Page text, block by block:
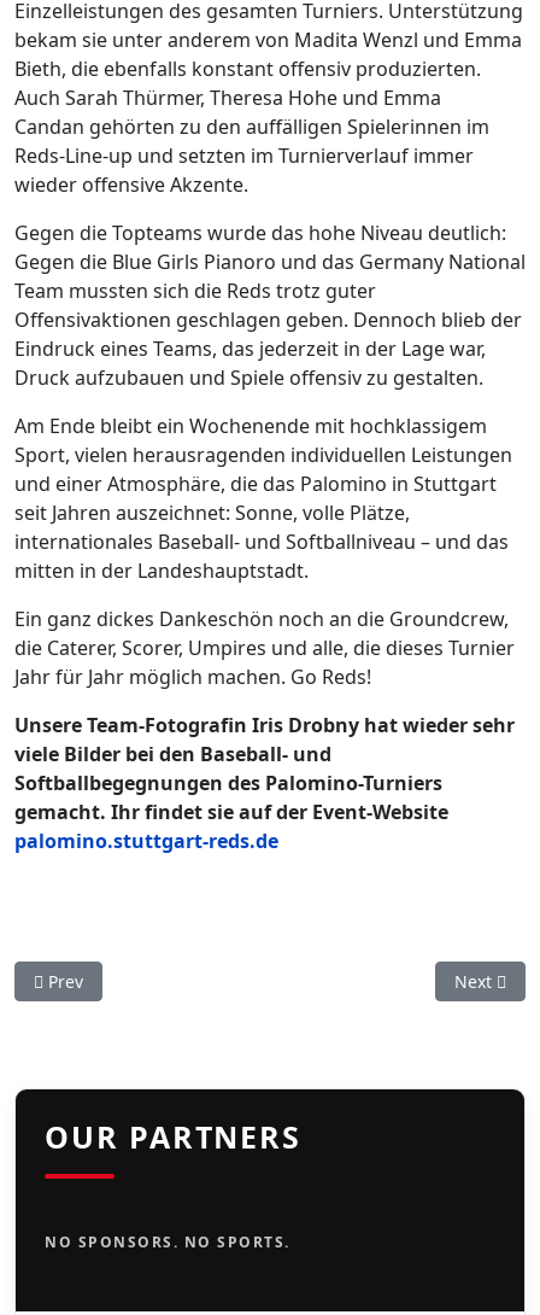
Einzelleistungen des gesamten Turniers. Unterstützung
bekam sie unter anderem von Madita Wenzl und Emma
Bieth, die ebenfalls konstant offensiv produzierten.
Auch Sarah Thürmer, Theresa Hohe und Emma
Candan gehörten zu den auffälligen Spielerinnen im
Reds-Line-up und setzten im Turnierverlauf immer
wieder offensive Akzente.
Gegen die Topteams wurde das hohe Niveau deutlich:
Gegen die Blue Girls Pianoro und das Germany National
Team mussten sich die Reds trotz guter
Offensivaktionen geschlagen geben. Dennoch blieb der
Eindruck eines Teams, das jederzeit in der Lage war,
Druck aufzubauen und Spiele offensiv zu gestalten.
Am Ende bleibt ein Wochenende mit hochklassigem
Sport, vielen herausragenden individuellen Leistungen
und einer Atmosphäre, die das Palomino in Stuttgart
seit Jahren auszeichnet: Sonne, volle Plätze,
internationales Baseball- und Softballniveau – und das
mitten in der Landeshauptstadt.
Ein ganz dickes Dankeschön noch an die Groundcrew,
die Caterer, Scorer, Umpires und alle, die dieses Turnier
Jahr für Jahr möglich machen. Go Reds!
Unsere Team-Fotografin Iris Drobny hat wieder sehr
viele Bilder bei den Baseball- und
Softballbegegnungen des Palomino-Turniers
gemacht. Ihr findet sie auf der Event-Website
palomino.stuttgart-reds.de
Previous article: Zwei Reds im siegreichen DBV-Team bei der
Prev Next
Next
OUR PARTNERS
NO SPONSORS. NO SPORTS.